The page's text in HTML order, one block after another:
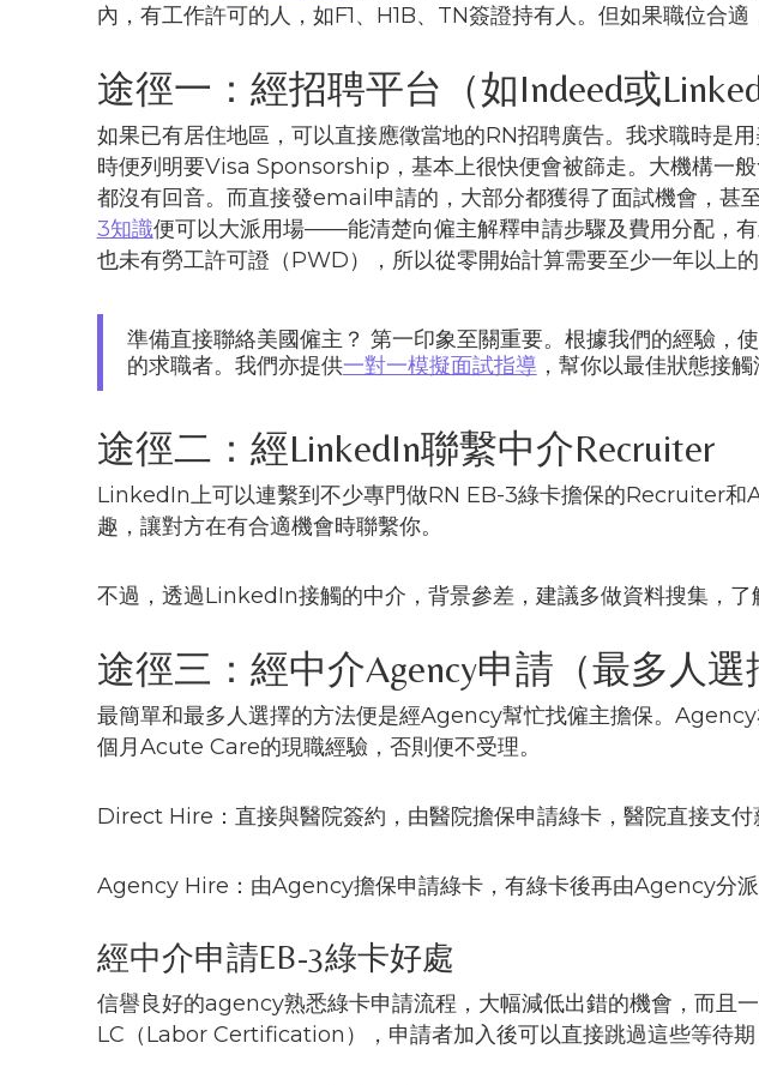
內，有工作許可的人，如F1、H1B、TN簽證持有人。但如果職位合適
途徑一：經招聘平台（如Indeed或
如果已有居住地區，可以直接應徵當地的RN招聘廣告。我求職時是
時便列明要Visa Sponsorship，基本上很快便會被篩走。大機構一
都沒有回音。而直接發email申請的，大部分都獲得了面試機會，
3知識便可以大派用場——能清楚向僱主解釋申請步驟及費用分配，
也未有勞工許可證（PWD），所以從零開始計算需要至少一年以上的
準備直接聯絡美國僱主？ 第一印象至關重要。根據我們的經驗，
的求職者。我們亦提供一對一模擬面試指導 ，幫你以最佳狀態接觸
途徑二：經LinkedIn聯繫中介Recruiter
LinkedIn上可以連繫到不少專門做RN EB-3綠卡擔保的Recruiter
趣，讓對方在有合適機會時聯繫你。
不過，透過LinkedIn接觸的中介，背景參差，建議多做資料搜集，了
途徑三：經中介Agency申請（最多人選
最簡單和最多人選擇的方法便是經Agency幫忙找僱主擔保。
個月Acute Care的現職經驗，否則便不受理。
Direct Hire：直接與醫院簽約，由醫院擔保申請綠卡，醫院直接支
Agency Hire：由Agency擔保申請綠卡，有綠卡後再由Agency分派
經中介申請EB-3綠卡好處
信譽良好的agency熟悉綠卡申請流程，大幅減低出錯的機會，而
LC（Labor Certification），申請者加入後可以直接跳過這些等待期